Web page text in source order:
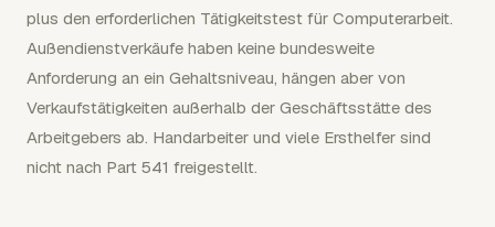
plus den erforderlichen Tätigkeitstest für Computerarbeit.
Außendienstverkäufe haben keine bundesweite
Anforderung an ein Gehaltsniveau, hängen aber von
Verkaufstätigkeiten außerhalb der Geschäftsstätte des
Arbeitgebers ab. Handarbeiter und viele Ersthelfer sind
nicht nach Part 541 freigestellt.